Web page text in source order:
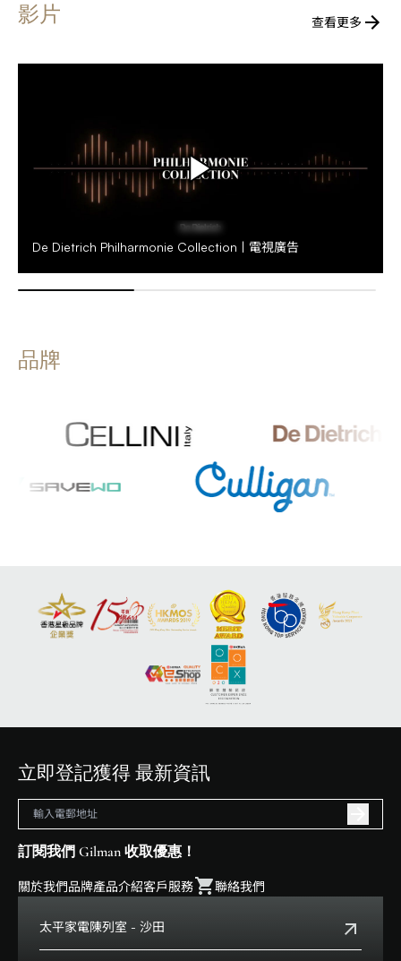
影片 查看更多
De Dietrich Philharmonie Collection | 電視廣告
品牌
立即登記獲得 最新資訊
訂閱我們 Gilman 收取優惠！
關於我們品牌產品介紹客戶服務 聯絡我們
太平家電陳列室 - 沙田